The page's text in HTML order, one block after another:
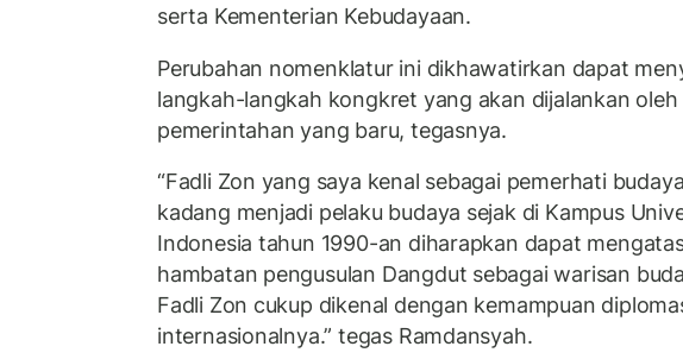
serta Kementerian Kebudayaan.
Perubahan nomenklatur ini dikhawatirkan dapat
langkah-langkah kongkret yang akan dijalankan oleh
pemerintahan yang baru, tegasnya.
“Fadli Zon yang saya kenal sebagai pemerhati
kadang menjadi pelaku budaya sejak di Kampus
Indonesia tahun 1990-an diharapkan dapat
hambatan pengusulan Dangdut sebagai warisan
Fadli Zon cukup dikenal dengan kemampuan
internasionalnya.” tegas Ramdansyah.